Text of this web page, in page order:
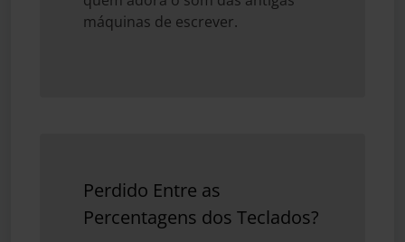
máquinas de escrever.
Perdido Entre as
Percentagens dos Teclados?